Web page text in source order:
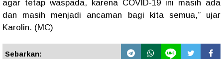
agar tetap waspada, karena COVID-19 ini masih ada
dan masih menjadi ancaman bagi kita semua,” ujar
Karolin. (MC)
Sebarkan: